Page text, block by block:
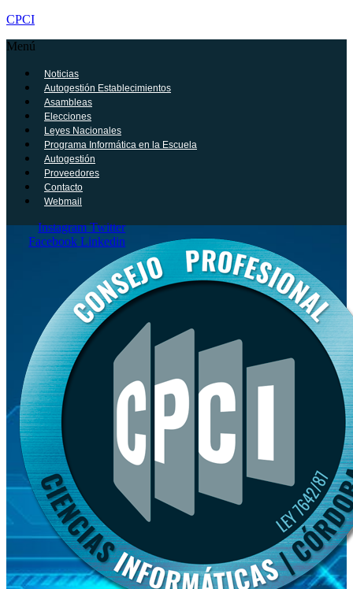
CPCI
Menú
Noticias
Autogestión Establecimientos
Asambleas
Elecciones
Leyes Nacionales
Programa Informática en la Escuela
Autogestión
Proveedores
Contacto
Webmail
Instagram Twitter
Facebook Linkedin